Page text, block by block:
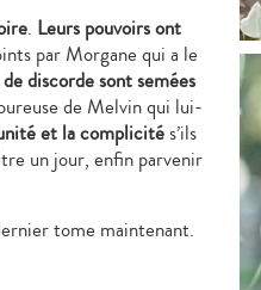
. Leurs pouvoirs ont
par Morgane qui a le
discorde sont semées
de Melvin qui lui-
et la complicités’ils
un jour, enfin parvenir
tome maintenant.